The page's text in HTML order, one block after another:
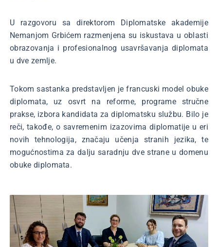
U razgovoru sa direktorom Diplomatske akademije
Nemanjom Grbićem razmenjena su iskustava u oblasti
obrazovanja i profesionalnog usavršavanja diplomata
u dve zemlje.
Tokom sastanka predstavljen je francuski model obuke
diplomata, uz osvrt na reforme, programe stručne
prakse, izbora kandidata za diplomatsku službu. Bilo je
reči, takođe, o savremenim izazovima diplomatije u eri
novih tehnologija, značaju učenja stranih jezika, te
mogućnostima za dalju saradnju dve strane u domenu
obuke diplomata.